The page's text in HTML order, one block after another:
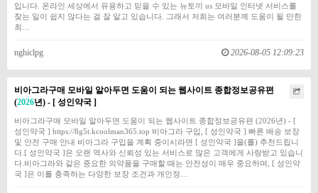
입니다. 온라인 세상에서 유용하고 믿을 수 있는 뉴토끼 us 모바일 인터넷 서비스를
찾는 일이 쉽지 않다는 걸 잘 알고 있습니다. 그래서 저희는 여러분께 도움이 될 만한
최…
nghiclpg 2026-08-05 12:09:23
비아그라구매 모바일 알아두면 도움이 되는 웹사이트 종합정보공유편
(2026년) - [ 성인약국 ]
비아그라구매 모바일 알아두면 도움이 되는 웹사이트 종합정보공유편 (2026년) - [
성인약국 ] https://8g5t.kcoolman365.top 비아그라 구입, [ 성인약국 ] 빠른 배송 보장
및 안전 구매 안내 비아그라 구입을 계획 중이시라면 [ 성인약국 ]을(를) 추천드립니
다.[ 성인약국 ]은 오랜 역사와 신뢰성 있는 서비스로 많은 고객에게 사랑받고 있습니
다.비아그라와 같은 중요한 의약품을 구매할 때는 안전성이 매우 중요하며, [ 성인약
국 ]은 이를 충족하는 다양한 보장 조건과 개인정…